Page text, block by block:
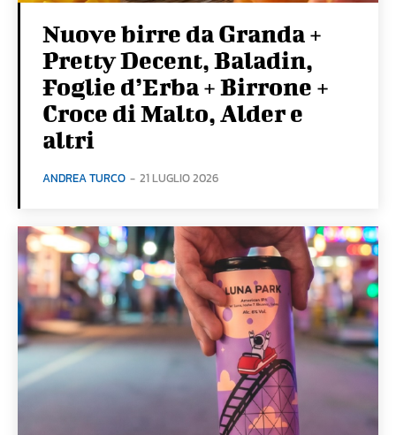
Nuove birre da Granda +
Pretty Decent, Baladin,
Foglie d’Erba + Birrone +
Croce di Malto, Alder e
altri
ANDREA TURCO - 21 LUGLIO 2026